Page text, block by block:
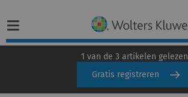
Home
1 van de 3 artikelen gelezen
Gratis registreren